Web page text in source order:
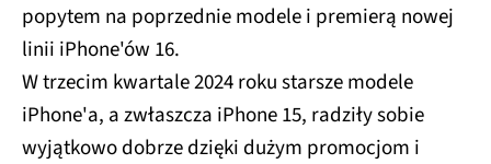
popytem na poprzednie modele i premierą nowej
linii iPhone'ów 16.
W trzecim kwartale 2024 roku starsze modele
iPhone'a, a zwłaszcza iPhone 15, radziły sobie
wyjątkowo dobrze dzięki dużym promocjom i